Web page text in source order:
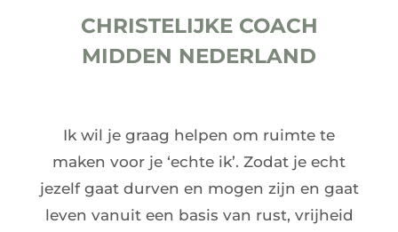
CHRISTELIJKE COACH
MIDDEN NEDERLAND
Ik wil je graag helpen om ruimte te
maken voor je ‘echte ik’. Zodat je echt
jezelf gaat durven en mogen zijn en gaat
leven vanuit een basis van rust, vrijheid